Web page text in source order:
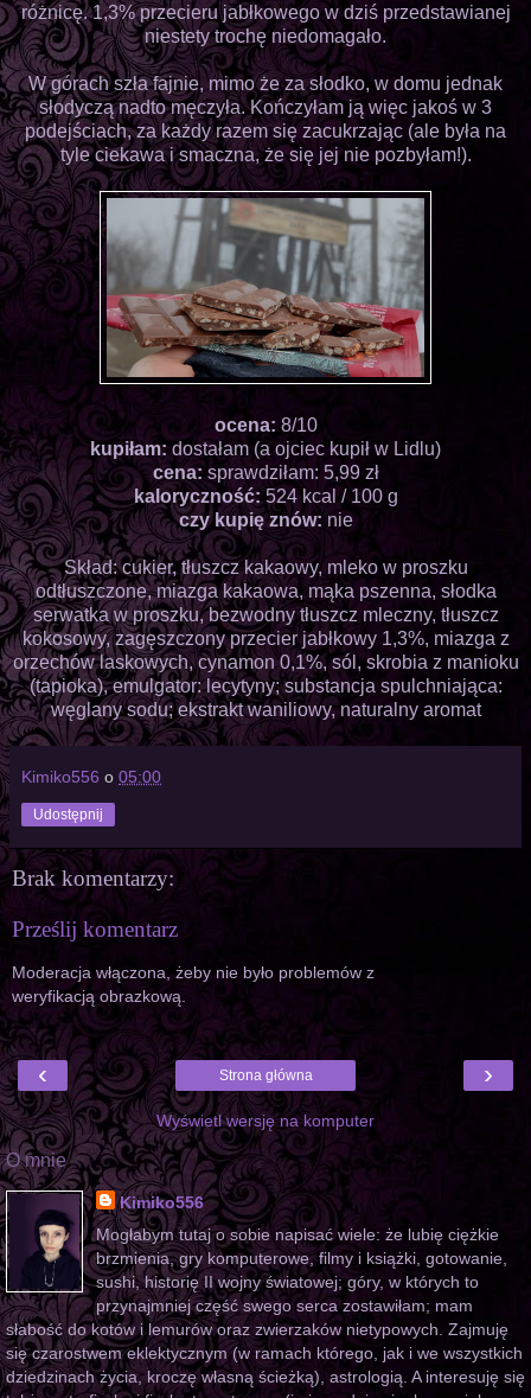
różnicę. 1,3% przecieru jabłkowego w dziś przedstawianej
niestety trochę niedomagało.
W górach szła fajnie, mimo że za słodko, w domu jednak
słodyczą nadto męczyła. Kończyłam ją więc jakoś w 3
podejściach, za każdy razem się zacukrzając (ale była na
tyle ciekawa i smaczna, że się jej nie pozbyłam!).
ocena: 8/10
kupiłam: dostałam (a ojciec kupił w Lidlu)
cena: sprawdziłam: 5,99 zł
kaloryczność:524 kcal / 100 g
czy kupię znów: nie
Skład: cukier, tłuszcz kakaowy, mleko w proszku
odtłuszczone, miazga kakaowa, mąka pszenna, słodka
serwatka w proszku, bezwodny tłuszcz mleczny, tłuszcz
kokosowy, zagęszczony przecier jabłkowy 1,3%, miazga z
orzechów laskowych, cynamon 0,1%, sól, skrobia z manioku
(tapioka), emulgator: lecytyny; substancja spulchniająca:
węglany sodu; ekstrakt waniliowy, naturalny aromat
Kimiko556 o 05:00
Udostępnij
Brak komentarzy:
Prześlij komentarz
Moderacja włączona, żeby nie było problemów z
weryfikacją obrazkową.
‹ ›
Strona główna
Wyświetl wersję na komputer
O mnie
Kimiko556
Mogłabym tutaj o sobie napisać wiele: że lubię ciężkie
brzmienia, gry komputerowe, filmy i książki, gotowanie,
sushi, historię II wojny światowej; góry, w których to
przynajmniej część swego serca zostawiłam; mam
słabość do kotów i lemurów oraz zwierzaków nietypowych. Zajmuję
się czarostwem eklektycznym (w ramach którego, jak i we wszystkich
dziedzinach życia, kroczę własną ścieżką), astrologią. A interesuję się